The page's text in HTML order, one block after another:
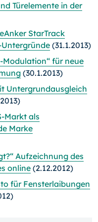
Türelemente in der
StarTrack
(31.1.2013)
Modulation“ für neue
(30.1.2013)
Untergrundausgleich
Markt als
Marke
Aufzeichnung des
online (2.12.2012)
für Fensterlaibungen